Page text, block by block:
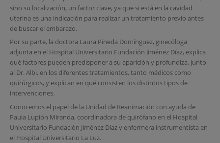
sino su localización, un factor clave, ya que si está en la cavidad
uterina es una indicación para realizar un tratamiento previo antes
de buscar el embarazo.
Por su parte, la doctora Laura Pineda Domínguez, ginecóloga
adjunta en el Hospital Universitario Fundación Jiménez Díaz, explica
qué factores pueden predisponer a su aparición y profundiza, junto
al Dr. Albi, en los diferentes tratamientos, tanto médicos como
quirúrgicos, y explican en qué consisten los distintos tipos de
intervenciones.
Conocemos el papel de la Unidad de Reanimación con ayuda de
Paula Lupión Miranda, coordinadora de quirófano en el Hospital
Universitario Fundación Jiménez Díaz y enfermera instrumentista en
el Hospital Universitario La Luz.